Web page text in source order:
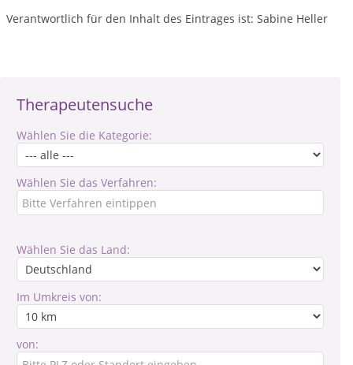
Therapeutensuche
Wählen Sie die Kategorie:
Wählen Sie das Verfahren:
Wählen Sie das Land:
Im Umkreis von:
von:
Verantwortlich für den Inhalt des Eintrages ist: Sabine Heller